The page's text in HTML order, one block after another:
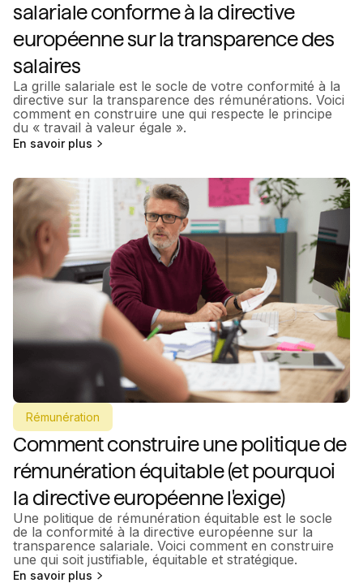
salariale conforme à la directive
européenne sur la transparence des
salaires
La grille salariale est le socle de votre conformité à la
directive sur la transparence des rémunérations. Voici
comment en construire une qui respecte le principe
du « travail à valeur égale ».
En savoir plus
Rémunération
Comment construire une politique de
rémunération équitable (et pourquoi
la directive européenne l'exige)
Une politique de rémunération équitable est le socle
de la conformité à la directive européenne sur la
transparence salariale. Voici comment en construire
une qui soit justifiable, équitable et stratégique.
En savoir plus